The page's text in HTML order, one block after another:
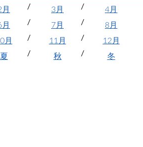
月 3月
4月
月 7月
8月
月 11月
12月
夏 秋 冬